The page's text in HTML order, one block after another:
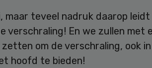
maar teveel nadruk daarop leidt
verschraling! En we zullen met
om de verschraling, ook in
hoofd te bieden!